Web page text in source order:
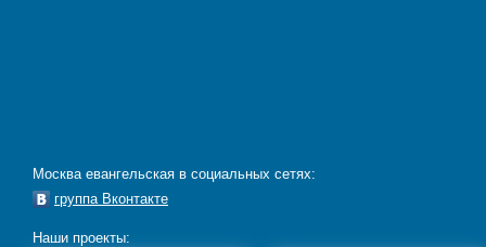
Москва евангельская в социальных сетях:
группа Вконтакте
Наши проекты: